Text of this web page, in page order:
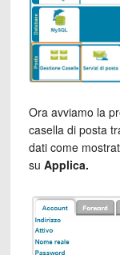
Ora avviamo la
casella di posta
dati come
su Applica.